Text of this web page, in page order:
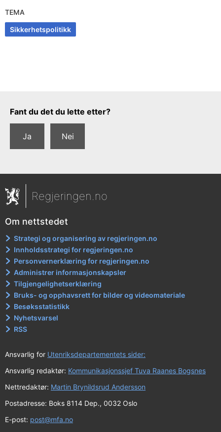
TEMA
Sikkerhetspolitikk
Tilbakemeldingsskjema
Fant du det du lette etter?
Ja Nei
Regjeringen.no
Om nettstedet
Strategi og organisering av regjeringen.no
Innholdsstrategi for regjeringen.no
Personvernerklæring for regjeringen.no
Administrer informasjonskapsler
Tilgjengelighetserklæring
Bruks- og opphavsrett for bilder og videomateriale
Besøksstatistikk
Nyhetsvarsel
RSS
Ansvarlig for Utenriksdepartementets sider:
Ansvarlig redaktør: Kommunikasjonssjef Tuva Raanes Bogsnes
Nettredaktør: Martin Brynildsrud Andersson
Postadresse: Boks 8114 Dep., 0032 Oslo
E-post: post@mfa.no